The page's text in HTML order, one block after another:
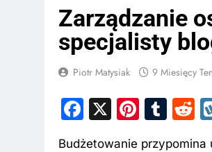
Zarządzanie
specjalisty
Piotr Matysiak 9 Miesięcy
Facebook
X
Budżetowanie przypomina